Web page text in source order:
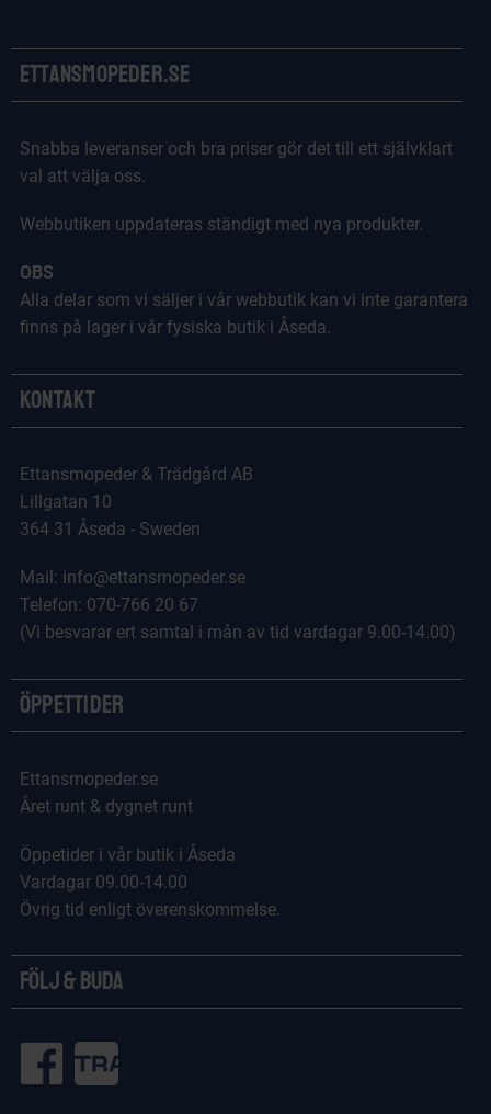
Ettansmopeder.se
Snabba leveranser och bra priser gör det till ett självklart
val att välja oss.
Webbutiken uppdateras ständigt med nya produkter.
OBS
Alla delar som vi säljer i vår webbutik kan vi inte garantera
finns på lager i vår fysiska butik i Åseda.
Kontakt
Ettansmopeder & Trädgård AB
Lillgatan 10
364 31 Åseda - Sweden
Mail: info@ettansmopeder.se
Telefon: 070-766 20 67
(Vi besvarar ert samtal i mån av tid vardagar 9.00-14.00)
Öppettider
Ettansmopeder.se
Året runt & dygnet runt
Öppetider i vår butik i Åseda
Vardagar 09.00-14.00
Övrig tid enligt överenskommelse.
Följ & Buda